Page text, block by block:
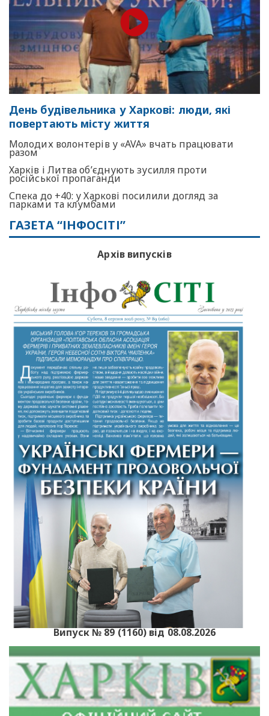
День будівельника у Харкові: люди, які
повертають місту життя
Молодих волонтерів у «AVA» вчать працювати
разом
Харків і Литва об’єднують зусилля проти
російської пропаганди
Спека до +40: у Харкові посилили догляд за
парками та клумбами
ГАЗЕТА “ІНФОСІТІ”
Архів випусків
Випуск № 89 (1160) від 08.08.2026